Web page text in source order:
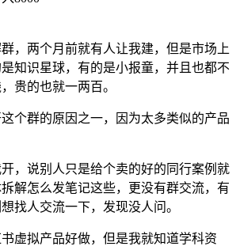
，两个月前就有人让我建，但是市场上
知识星球，有的是小报童，并且也都不
贵的也就一两百。
个群的原因之一，因为太多类似的产品
，说别人只是给个卖的好的同行案例就
解怎么发笔记这些，更没有群交流，有
找人交流一下，发现没人问。
虚拟产品好做，但是我就知道学科资